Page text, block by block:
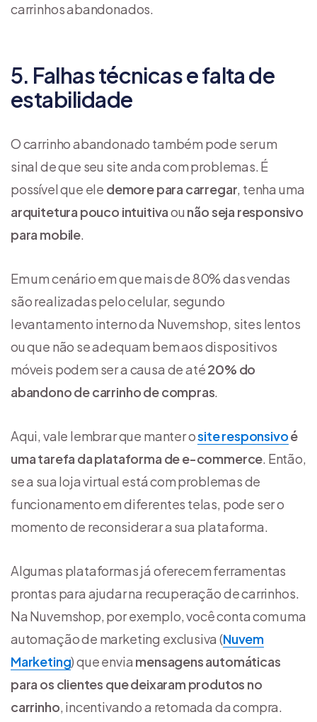
carrinhos abandonados.
5. Falhas técnicas e falta de
estabilidade
O carrinho abandonado também pode ser um
sinal de que seu site anda com problemas. É
possível que ele demore para carregar, tenha uma
arquitetura pouco intuitivaou não seja responsivo
para mobile.
Em um cenário em que mais de 80% das vendas
são realizadas pelo celular, segundo
levantamento interno da Nuvemshop, sites lentos
ou que não se adequam bem aos dispositivos
móveis podem ser a causa de até20% do
abandono de carrinho de compras.
Aqui, vale lembrar que manter osite responsivoé
uma tarefa da plataforma de e-commerce. Então,
se a sua loja virtual está com problemas de
funcionamento em diferentes telas, pode ser o
momento de reconsiderar a sua plataforma.
Algumas plataformas já oferecem ferramentas
prontas para ajudar na recuperação de carrinhos.
Na Nuvemshop, por exemplo, você conta com uma
automação de marketing exclusiva (Nuvem
Marketing) que envia mensagens automáticas
para os clientes que deixaram produtos no
carrinho, incentivando a retomada da compra.